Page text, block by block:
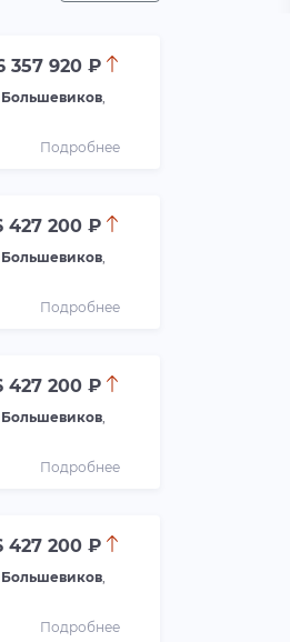
357 920 ₽
,
Подробнее
427 200 ₽
,
Подробнее
427 200 ₽
,
Подробнее
427 200 ₽
,
Подробнее